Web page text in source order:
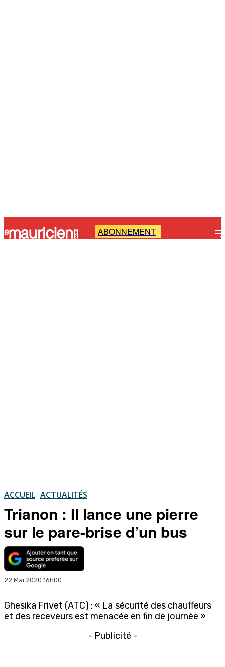
- ABONNEMENT
ACCUEIL ACTUALITÉS
Trianon : Il lance une pierre
sur le pare-brise d’un bus
22 Mai 2020 16h00
Ghesika Frivet (ATC) : « La sécurité des chauffeurs
et des receveurs est menacée en fin de journée »
- Publicité -